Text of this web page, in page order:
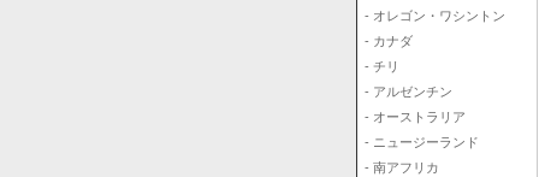
- オレゴン・ワシントン
- カナダ
- チリ
- アルゼンチン
- オーストラリア
- ニュージーランド
- 南アフリカ